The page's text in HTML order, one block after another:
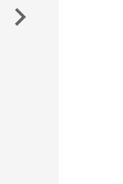
Venado Tuerto